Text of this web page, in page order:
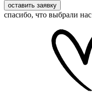
оставить заявку
спасибо, что выбрали нас